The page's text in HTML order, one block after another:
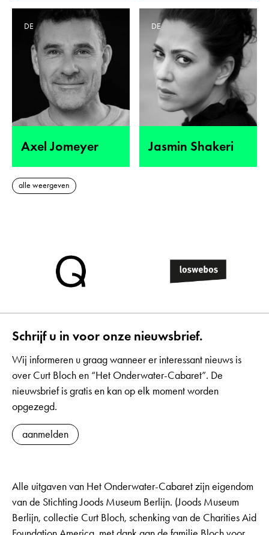
Axel Jomeyer
DE
Jasmin Shakeri
DE
alle weergeven
Schrijf u in voor onze nieuwsbrief.
Wij informeren u graag wanneer er interessant nieuws is
over Curt Bloch en “Het Onderwater-Cabaret”. De
nieuwsbrief is gratis en kan op elk moment worden
opgezegd.
aanmelden
Alle uitgaven van Het Onderwater-Cabaret zijn eigendom
van de Stichting Joods Museum Berlijn. (Joods Museum
Berlijn, collectie Curt Bloch, schenking van de Charities Aid